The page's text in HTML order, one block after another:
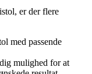
er der flere
med passende
mulighed for at